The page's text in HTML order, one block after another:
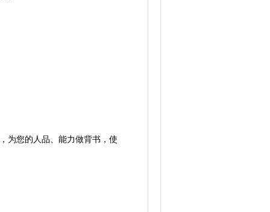
为您的人品、能力做背书，使